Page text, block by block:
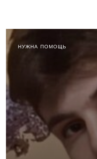
НУЖНА ПОМОЩЬ